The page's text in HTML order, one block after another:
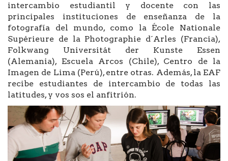
intercambio estudiantil y docente con las
principales instituciones de enseñanza de la
fotografía del mundo, como la École Nationale
Supérieure de la Photographie d´Arles (Francia),
Folkwang Universitát der Kunste Essen
(Alemania), Escuela Arcos (Chile), Centro de la
Imagen de Lima (Perú), entre otras. Además, la EAF
recibe estudiantes de intercambio de todas las
latitudes, y vos sos el anfitrión.